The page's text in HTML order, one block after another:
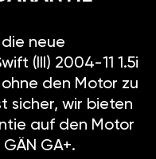
neue
(III) 2004-11 1.5i
den Motor zu
sicher, wir bieten
auf den Motor
GA+.